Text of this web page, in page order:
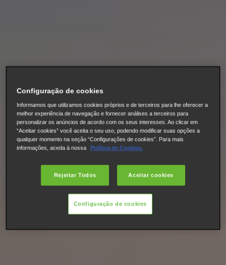
Configuração de cookies
Informamos que utilizamos cookies próprios e de terceiros para lhe oferecer a
melhor experiência de navegação e fornecer análises a terceiros para
personalizar os anúncios de acordo com os seus interesses. Ao clicar em
“Aceitar cookies” você aceita o seu uso, podendo modificar suas opções a
qualquer momento na seção “Configurações de cookies”. Para mais
informações, aceda à nossa
Política de Cookies.
Rejeitar Todos Aceitar cookies
Configuração de cookies